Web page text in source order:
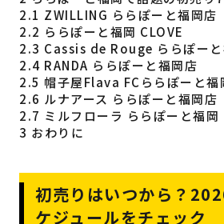
2.1 ZWILLING ららぽーと福岡店
2.2 ららぽーと福岡 CLOVE
2.3 Cassis de Rouge ららぽー
2.4 RANDA ららぽーと福岡店
2.5 帽子屋Flava FCららぽーと福
2.6 ルナアース ららぽーと福岡店
2.7 ミルフローラ ららぽーと福岡
3 おわりに
初売りはいつから？
ケジュールをチェック